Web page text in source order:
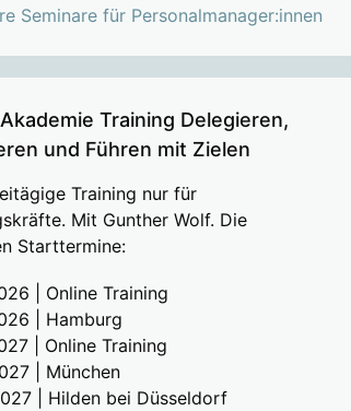
Seminare für Personalmanager:innen
Training Delegieren,
und Führen mit Zielen
Training nur für
Mit Gunther Wolf. Die
Starttermine:
| Online Training
| Hamburg
| Online Training
| München
| Hilden bei Düsseldorf